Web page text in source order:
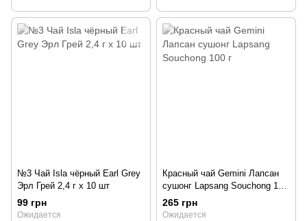
№3 Чай Isla чёрный Earl Grey
Эрл Грей 2,4 г х 10 шт
99 грн
Ожидается
Красный чай Gemini Лапсан
сушонг Lapsang Souchong 100
г
265 грн
Ожидается